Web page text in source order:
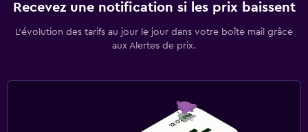
Recevez une notification si les prix baissent
L’évolution des tarifs au jour le jour dans votre boîte mail grâce
aux Alertes de prix.